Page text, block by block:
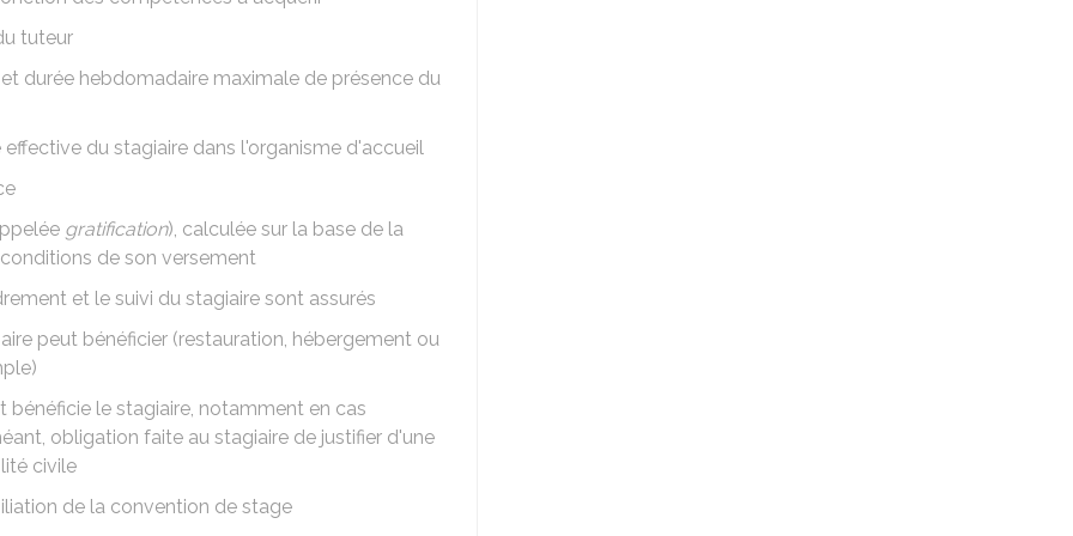
tuteur
durée hebdomadaire maximale de présence du
du stagiaire dans l'organisme d'accueil
gratification), calculée sur la base de la
de son versement
et le suivi du stagiaire sont assurés
peut bénéficier (restauration, hébergement ou
le stagiaire, notamment en cas
obligation faite au stagiaire de justifier d'une
civile
de la convention de stage